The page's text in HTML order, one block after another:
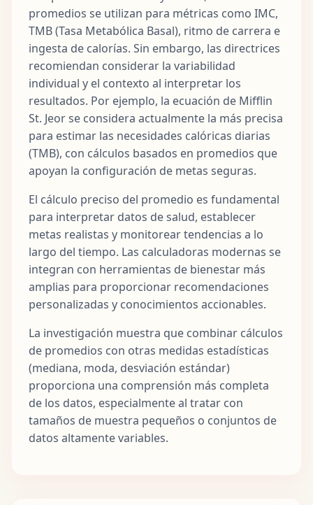
promedios se utilizan para métricas como IMC,
TMB (Tasa Metabólica Basal), ritmo de carrera e
ingesta de calorías. Sin embargo, las directrices
recomiendan considerar la variabilidad
individual y el contexto al interpretar los
resultados. Por ejemplo, la ecuación de Mifflin
St. Jeor se considera actualmente la más precisa
para estimar las necesidades calóricas diarias
(TMB), con cálculos basados en promedios que
apoyan la configuración de metas seguras.
El cálculo preciso del promedio es fundamental
para interpretar datos de salud, establecer
metas realistas y monitorear tendencias a lo
largo del tiempo. Las calculadoras modernas se
integran con herramientas de bienestar más
amplias para proporcionar recomendaciones
personalizadas y conocimientos accionables.
La investigación muestra que combinar cálculos
de promedios con otras medidas estadísticas
(mediana, moda, desviación estándar)
proporciona una comprensión más completa
de los datos, especialmente al tratar con
tamaños de muestra pequeños o conjuntos de
datos altamente variables.